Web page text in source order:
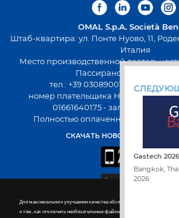
Для максимального улучшения качества обслуживания на сайте
о том, как отключить необязательные файлы cookie
OMAL S.p.A. Società
Штаб-квартира: ул. Понте Нуово, 11,
Италия
Место производственной
Пассирано (Брешиа),
тел.: +39 0308900145 факс: +39
номер плательщика НДС:
01661640175 - запись в РЭАИП:
Полностью оплаченный капитал
СКАЧАТЬ НОВОЕ
Gastech 2026
Bangkok,
2026